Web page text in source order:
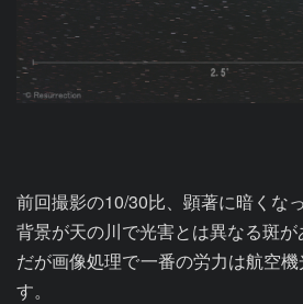
前回撮影の10/30比、顕著に暗くなっ
背景が天の川で光害とは異なる斑が
だが画像処理で一番の労力は航空
す。